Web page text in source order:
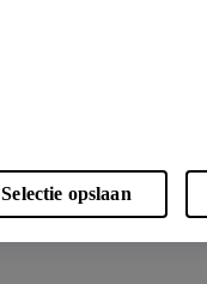
Selectie opslaan